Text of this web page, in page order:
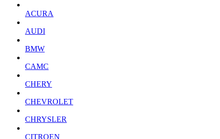
ACURA
AUDI
BMW
CAMC
CHERY
CHEVROLET
CHRYSLER
CITROEN